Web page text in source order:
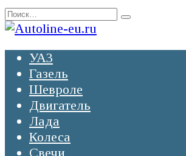
Перейти
к
Search
for:
УАЗ
Газель
Шевроле
Двигатель
Лада
Колеса
Свечи